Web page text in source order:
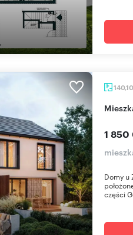
1 850
Domy u
części